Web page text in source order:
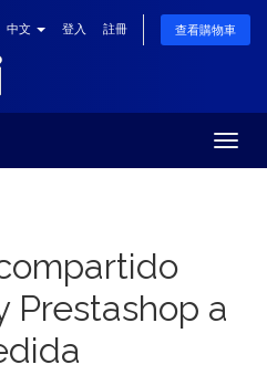
中文 登入 註冊 查看購物車
Prestashop a